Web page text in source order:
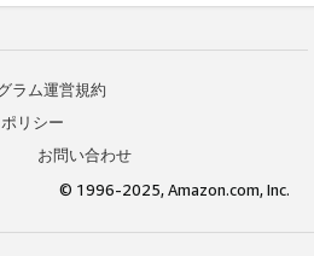
ラム運営規約
リシー
お問い合わせ
© 1996-2025, Amazon.com, Inc.